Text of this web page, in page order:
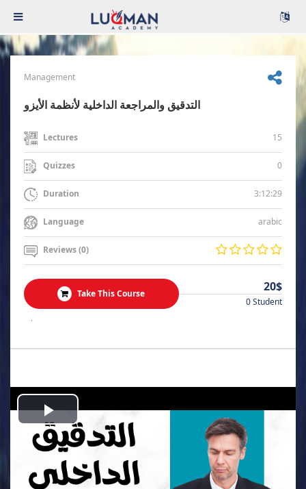
Management
التدقيق والمراجعة الداخلية لأنظمة الأيزو
Lectures 15
Quizzes 0
Duration 3:12:29
Language arabic
Reviews (0)
Take This Course 20$
0 Student
.
Play
Video